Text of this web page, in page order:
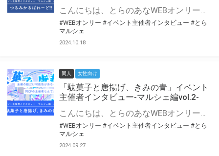
こんにちは、とらのあなWEBオンリー運営スタッフです。 新たにお届けする、イベント主催者インタビュー-マルシェ編-は、 とらのあなWEBオンリー「マルシェ」をご利用した主催様に 「マルシェ」を使って開催した感想や心がけをお聞きする企画です。 今回は、WEBオンリー初開催「つるみかるぱれーど
#WEBオンリー #イベント主催者インタビュー #とら
マルシェ
2024.10.18
同人 女性向け
「駄菓子と唐揚げ、きみの青」イベント
主催者インタビュー-マルシェ編vol.2-
こんにちは、とらのあなWEBオンリー運営スタッフです。 新たにお届けする、イベント主催者インタビュー-マルシェ編-は、 とらのあなWEBオンリー「マルシェ」をご利用の主催様に 「マルシェ」を使ってイベントを開催した感想や心がけをお聞きする企画です。 今回は、WEBオンリー初開催「駄菓子と唐揚げ、きみの青」より、 主催のぎこ六屋様にお話を伺いました。 協力：ぎこ六屋様／イベント公式Twitter（@krkgwks） とらのあなWEBオンリー「マルシェ」とは？ WEBオンリーでリアルタイムでコミュニケーションがとれるオンライン会場です。
#WEBオンリー #イベント主催者インタビュー #とら
マルシェ
2024.09.27